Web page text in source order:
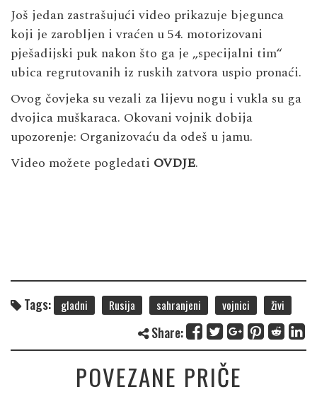
Još jedan zastrašujući video prikazuje bjegunca
koji je zarobljen i vraćen u 54. motorizovani
pješadijski puk nakon što ga je „specijalni tim“
ubica regrutovanih iz ruskih zatvora uspio pronaći.
Ovog čovjeka su vezali za lijevu nogu i vukla su ga
dvojica muškaraca. Okovani vojnik dobija
upozorenje: Organizovaću da odeš u jamu.
Video možete pogledati OVDJE.
Tags: gladni Rusija sahranjeni vojnici živi
Share:
POVEZANE PRIČE